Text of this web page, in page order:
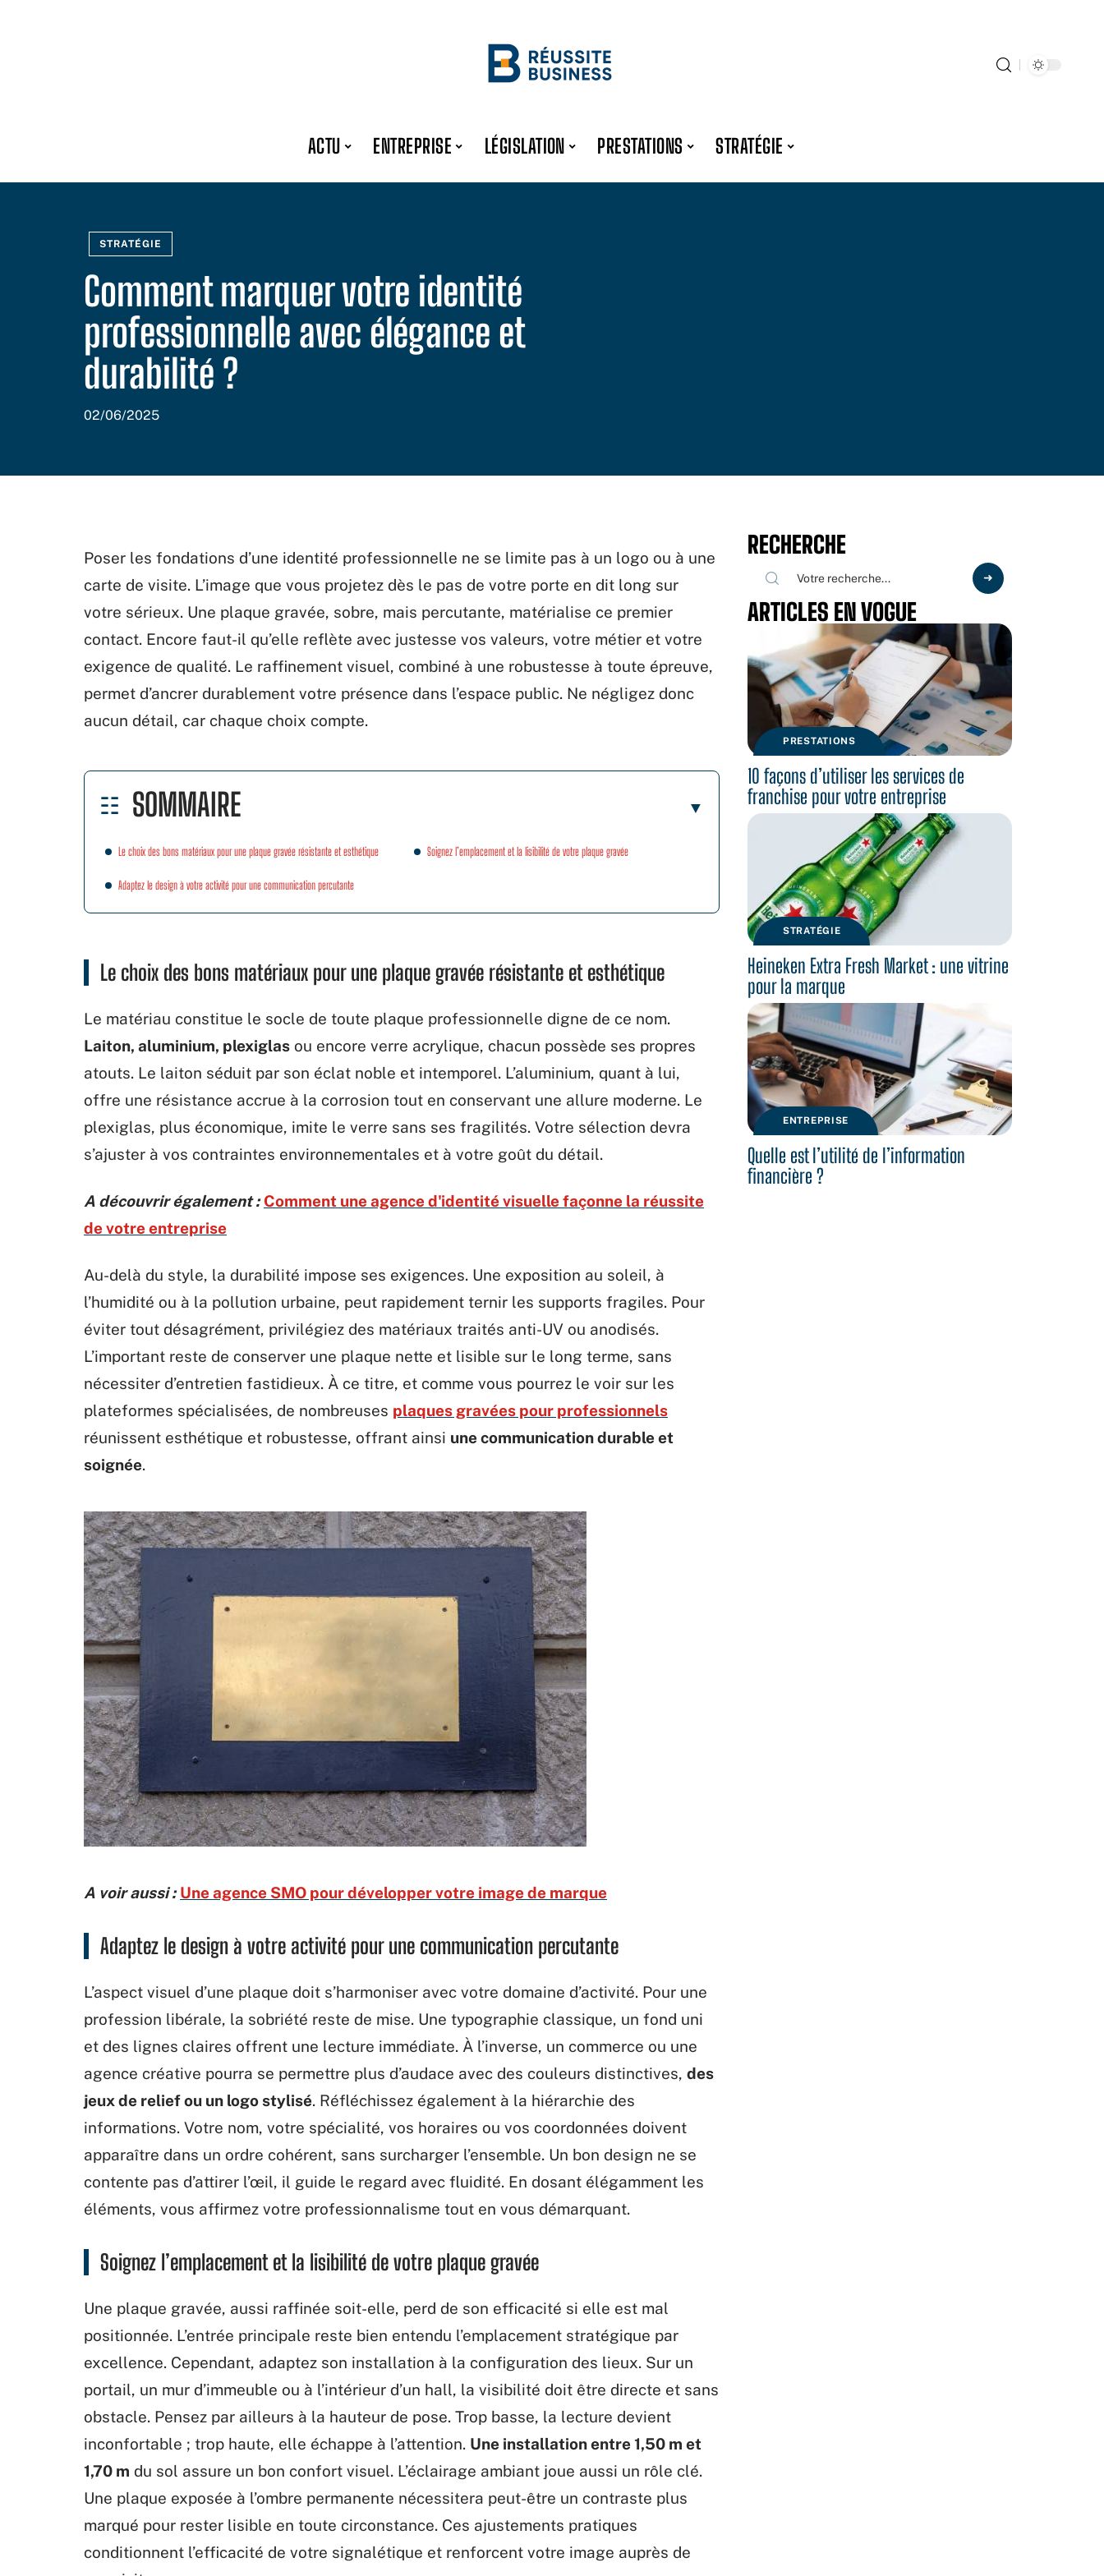
ACTU ENTREPRISE LÉGISLATION PRESTATIONS STRATÉGIE
STRATÉGIE
Comment marquer votre identité
professionnelle avec élégance et
durabilité ?
02/06/2025
Poser les fondations d’une identité professionnelle ne se limite pas à un logo ou à une
carte de visite. L’image que vous projetez dès le pas de votre porte en dit long sur
votre sérieux. Une plaque gravée, sobre, mais percutante, matérialise ce premier
contact. Encore faut-il qu’elle reflète avec justesse vos valeurs, votre métier et votre
exigence de qualité. Le raffinement visuel, combiné à une robustesse à toute épreuve,
permet d’ancrer durablement votre présence dans l’espace public. Ne négligez donc
aucun détail, car chaque choix compte.
SOMMAIRE
Le choix des bons matériaux pour une plaque gravée résistante et esthétique
Adaptez le design à votre activité pour une communication percutante
Soignez l’emplacement et la lisibilité de votre plaque gravée
Le choix des bons matériaux pour une plaque gravée résistante et esthétique
Le matériau constitue le socle de toute plaque professionnelle digne de ce nom.
Laiton, aluminium, plexiglas ou encore verre acrylique, chacun possède ses propres
atouts. Le laiton séduit par son éclat noble et intemporel. L’aluminium, quant à lui,
offre une résistance accrue à la corrosion tout en conservant une allure moderne. Le
plexiglas, plus économique, imite le verre sans ses fragilités. Votre sélection devra
s’ajuster à vos contraintes environnementales et à votre goût du détail.
A découvrir également : Comment une agence d'identité visuelle façonne la réussite
de votre entreprise
Au-delà du style, la durabilité impose ses exigences. Une exposition au soleil, à
l’humidité ou à la pollution urbaine, peut rapidement ternir les supports fragiles. Pour
éviter tout désagrément, privilégiez des matériaux traités anti-UV ou anodisés.
L’important reste de conserver une plaque nette et lisible sur le long terme, sans
nécessiter d’entretien fastidieux. À ce titre, et comme vous pourrez le voir sur les
plateformes spécialisées, de nombreuses plaques gravées pour professionnels
réunissent esthétique et robustesse, offrant ainsi une communication durable et
soignée.
A voir aussi : Une agence SMO pour développer votre image de marque
Adaptez le design à votre activité pour une communication percutante
L’aspect visuel d’une plaque doit s’harmoniser avec votre domaine d’activité. Pour une
profession libérale, la sobriété reste de mise. Une typographie classique, un fond uni
et des lignes claires offrent une lecture immédiate. À l’inverse, un commerce ou une
agence créative pourra se permettre plus d’audace avec des couleurs distinctives, des
jeux de relief ou un logo stylisé. Réfléchissez également à la hiérarchie des
informations. Votre nom, votre spécialité, vos horaires ou vos coordonnées doivent
apparaître dans un ordre cohérent, sans surcharger l’ensemble. Un bon design ne se
contente pas d’attirer l’œil, il guide le regard avec fluidité. En dosant élégamment les
éléments, vous affirmez votre professionnalisme tout en vous démarquant.
Soignez l’emplacement et la lisibilité de votre plaque gravée
Une plaque gravée, aussi raffinée soit-elle, perd de son efficacité si elle est mal
positionnée. L’entrée principale reste bien entendu l’emplacement stratégique par
excellence. Cependant, adaptez son installation à la configuration des lieux. Sur un
portail, un mur d’immeuble ou à l’intérieur d’un hall, la visibilité doit être directe et sans
obstacle. Pensez par ailleurs à la hauteur de pose. Trop basse, la lecture devient
inconfortable ; trop haute, elle échappe à l’attention. Une installation entre 1,50 m et
1,70 m du sol assure un bon confort visuel. L’éclairage ambiant joue aussi un rôle clé.
Une plaque exposée à l’ombre permanente nécessitera peut-être un contraste plus
marqué pour rester lisible en toute circonstance. Ces ajustements pratiques
conditionnent l’efficacité de votre signalétique et renforcent votre image auprès de
RECHERCHE
ARTICLES EN VOGUE
PRESTATIONS
10 façons d’utiliser les services de
franchise pour votre entreprise
STRATÉGIE
Heineken Extra Fresh Market : une vitrine
pour la marque
ENTREPRISE
Quelle est l’utilité de l’information
financière ?